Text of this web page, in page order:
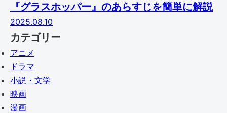
『グラスホッパー』のあらすじを簡単に解説
2025.08.10
カテゴリー
アニメ
ドラマ
小説・文学
映画
漫画